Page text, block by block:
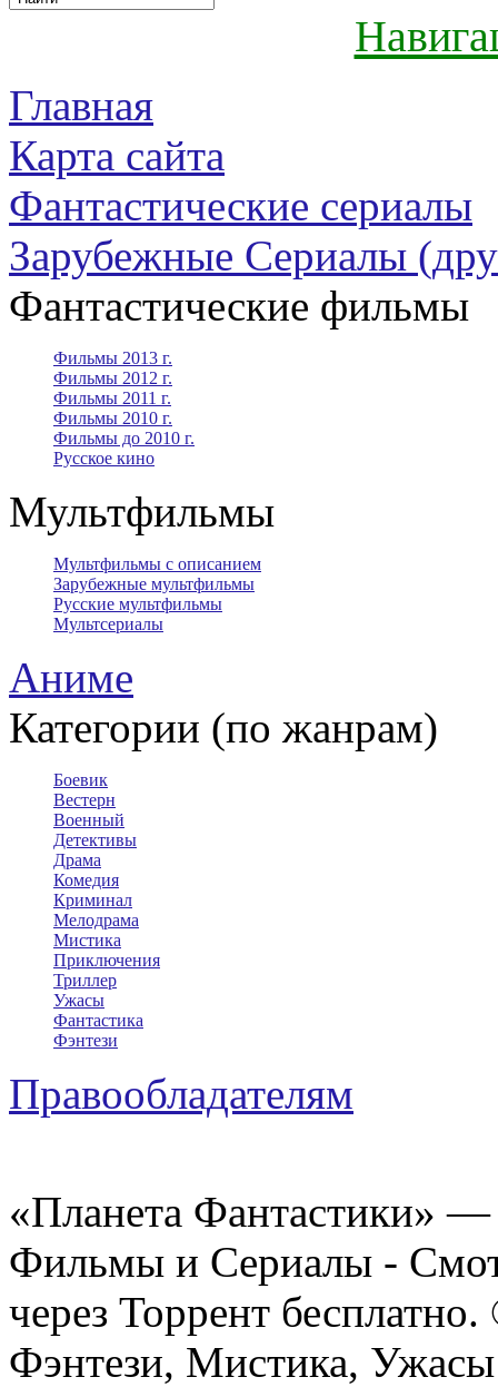
Главная
Карта сайта
Фантастические сериалы
Зарубежные Сериалы
Фантастические фильмы
Фильмы 2013 г.
Фильмы 2012 г.
Фильмы 2011 г.
Фильмы 2010 г.
Фильмы до 2010 г.
Русское кино
Мультфильмы
Мультфильмы с описанием
Зарубежные мультфильмы
Русские мультфильмы
Мультсериалы
Аниме
Категории (по жанрам)
Боевик
Вестерн
Военный
Детективы
Драма
Комедия
Криминал
Мелодрама
Мистика
Приключения
Триллер
Ужасы
Фантастика
Фэнтези
Правообладателям
«Планета Фантастики»
Фильмы и Сериалы -
через Торрент
Фэнтези, Мистика,